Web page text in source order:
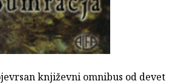
književni omnibus od devet